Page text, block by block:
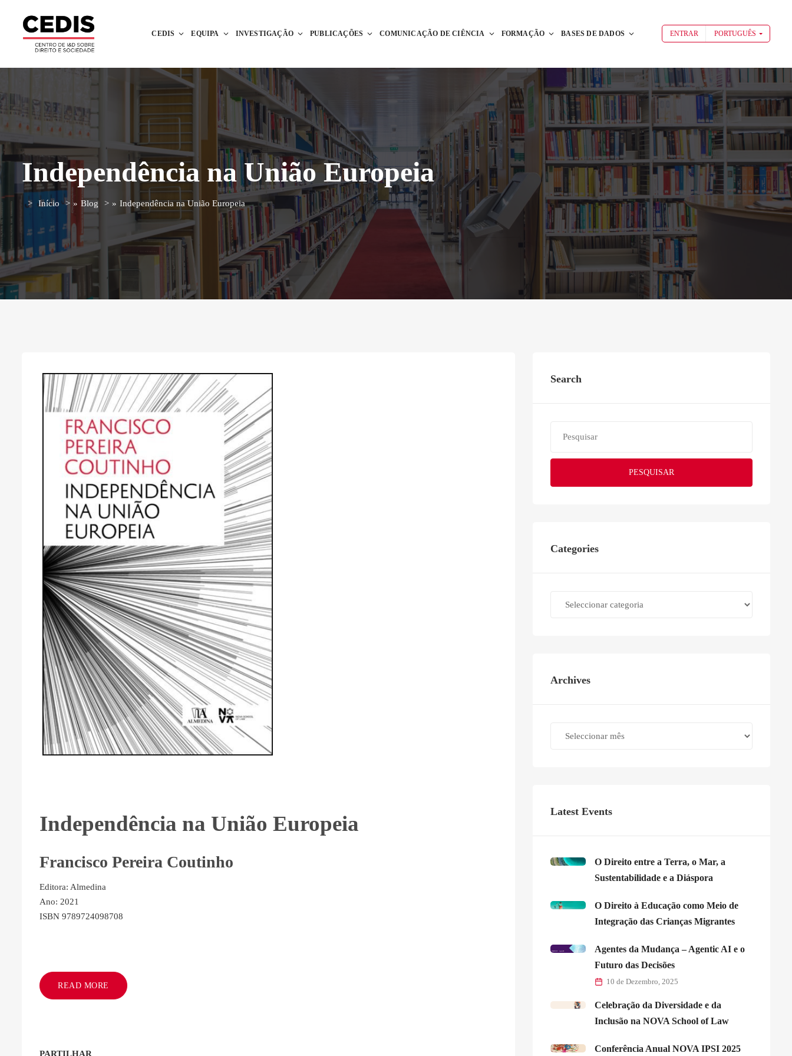
CEDIS EQUIPA INVESTIGAÇÃO PUBLICAÇÕES COMUNICAÇÃO DE CIÊNCIA FORMAÇÃO BASES DE DADOS ENTRAR PORTUGUÊS
Independência na União Europeia
Início » Blog » Independência na União Europeia
Independência na União Europeia
Francisco Pereira Coutinho
Editora: Almedina
Ano: 2021
ISBN 9789724098708
READ MORE
PARTILHAR
Search
PESQUISAR
Categories
Archives
Latest Events
O Direito entre a Terra, o Mar, a
Sustentabilidade e a Diáspora
O Direito à Educação como Meio de
Integração das Crianças Migrantes
Agentes da Mudança – Agentic AI e o
Futuro das Decisões
10 de Dezembro, 2025
Celebração da Diversidade e da
Inclusão na NOVA School of Law
Conferência Anual NOVA IPSI 2025